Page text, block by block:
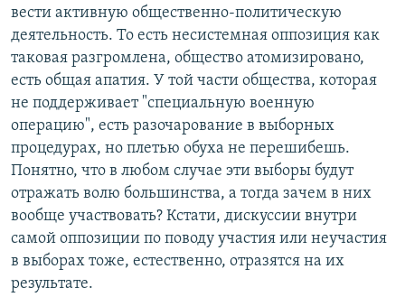
вести активную общественно-политическую
деятельность. То есть несистемная оппозиция как
таковая разгромлена, общество атомизировано,
есть общая апатия. У той части общества, которая
не поддерживает "специальную военную
операцию", есть разочарование в выборных
процедурах, но плетью обуха не перешибешь.
Понятно, что в любом случае эти выборы будут
отражать волю большинства, а тогда зачем в них
вообще участвовать? Кстати, дискуссии внутри
самой оппозиции по поводу участия или неучастия
в выборах тоже, естественно, отразятся на их
результате.